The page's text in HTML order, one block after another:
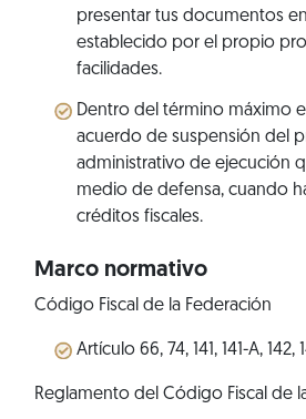
presentar tus documentos
establecido por el propio
facilidades.
Dentro del término máximo
acuerdo de suspensión del
administrativo de ejecución
medio de defensa, cuando
créditos fiscales.
Marco normativo
Código Fiscal de la Federación
Artículo 66, 74, 141, 141-A, 142,
Reglamento del Código Fiscal de